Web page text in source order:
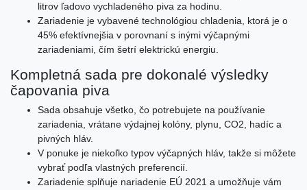
litrov ľadovo vychladeného piva za hodinu.
Zariadenie je vybavené technológiou chladenia, ktorá je o
45% efektívnejšia v porovnaní s inými výčapnými
zariadeniami, čím šetrí elektrickú energiu.
Kompletná sada pre dokonalé výsledky
čapovania piva
Sada obsahuje všetko, čo potrebujete na používanie
zariadenia, vrátane výdajnej kolóny, plynu, CO2, hadíc a
pivných hláv.
V ponuke je niekoľko typov výčapných hláv, takže si môžete
vybrať podľa vlastných preferencií.
Zariadenie splňuje nariadenie EÚ 2021 a umožňuje vám